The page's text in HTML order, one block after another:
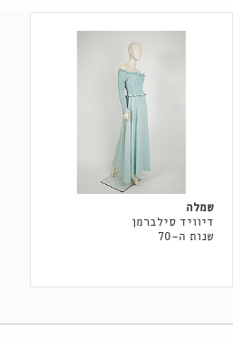
שמלה
דיוויד סילברמן
שנות ה-70